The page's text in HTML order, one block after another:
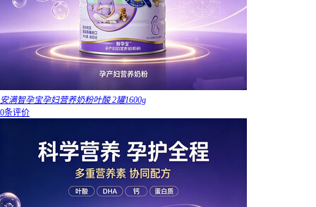
安满智孕宝孕妇营养奶粉叶酸 2罐1600g
0条评价